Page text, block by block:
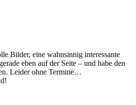
Bilder, eine wahnsinnig interessante
eben auf der Seite – und habe den
Leider ohne Termine…